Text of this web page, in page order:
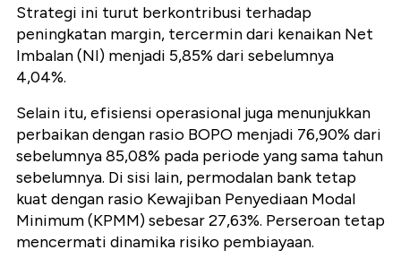
Strategi ini turut berkontribusi terhadap
peningkatan margin, tercermin dari kenaikan Net
Imbalan (NI) menjadi 5,85% dari sebelumnya
4,04%.
Selain itu, efisiensi operasional juga menunjukkan
perbaikan dengan rasio BOPO menjadi 76,90% dari
sebelumnya 85,08% pada periode yang sama tahun
sebelumnya. Di sisi lain, permodalan bank tetap
kuat dengan rasio Kewajiban Penyediaan Modal
Minimum (KPMM) sebesar 27,63%. Perseroan tetap
mencermati dinamika risiko pembiayaan.